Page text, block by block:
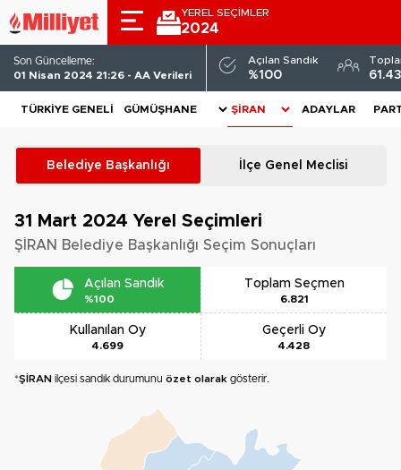
YEREL SEÇİMLER
2024
Son Güncelleme:
01 Nisan 2024 21:26 - AA Verileri
Açılan Sandık
%100
TÜRKIYE GENELI ADAYLAR
Belediye Başkanlığı İlçe Genel Meclisi
31 Mart 2024 Yerel Seçimleri
ŞİRAN Belediye Başkanlığı Seçim Sonuçları
Açılan Sandık
%100
Toplam Seçmen
6.821
Kullanılan Oy
4.699
Geçerli Oy
4.428
*ŞİRAN ilçesi sandık durumunu özet olarak gösterir.